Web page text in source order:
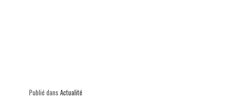
Publié dans Actualité